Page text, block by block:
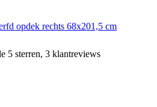
opdek rechts 68x201,5 cm
5 sterren, 3 klantreviews